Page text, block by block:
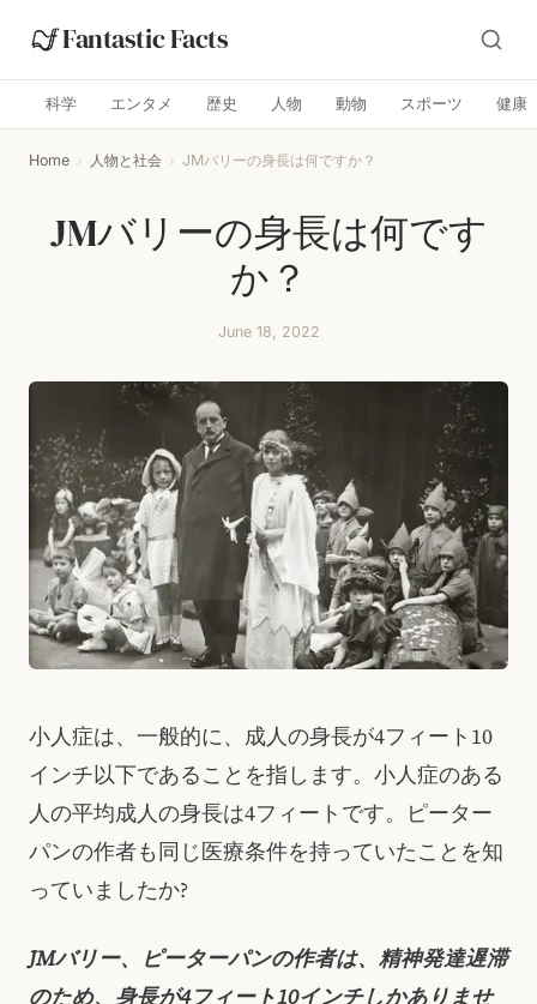
Fantastic Facts
科学 エンタメ 歴史 人物 動物 スポーツ 健康
Home › 人物と社会 › JMバリーの身長は何ですか？
JMバリーの身長は何です
か？
June 18, 2022
小人症は、一般的に、成人の身長が4フィート10
インチ以下であることを指します。小人症のある
人の平均成人の身長は4フィートです。ピーター
パンの作者も同じ医療条件を持っていたことを知
っていましたか?
JMバリー、ピーターパンの作者は、精神発達遅滞
のため、身長が4フィート10インチしかありませ